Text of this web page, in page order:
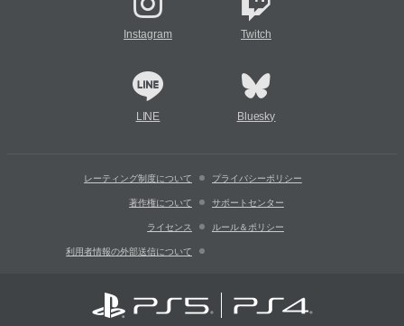
Instagram Twitch
LINE Bluesky
レーティング制度について プライバシーポリシー
著作権について サポートセンター
ライセンス ルール＆ポリシー
利用者情報の外部送信について